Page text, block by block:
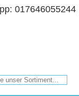
017646055244 |